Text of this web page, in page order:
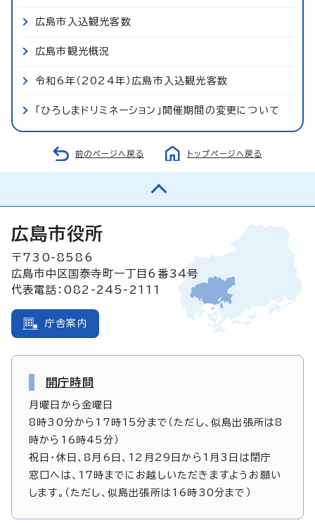
広島市入込観光客数
広島市観光概況
令和6年（2024年）広島市入込観光客数
「ひろしまドリミネーション」開催期間の変更について
前のページへ戻る トップページへ戻る
広島市役所
〒730-8586
広島市中区国泰寺町一丁目6番34号
代表電話：082-245-2111
庁舎案内
開庁時間
月曜日から金曜日
8時30分から17時15分まで（ただし、似島出張所は8
時から16時45分）
祝日・休日、8月6日、12月29日から1月3日は閉庁
窓口へは、17時までにお越しいただきますようお願い
します。（ただし、似島出張所は16時30分まで）